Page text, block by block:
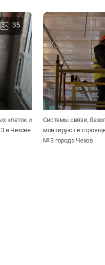
35
клеток и
в Чехове
Системы связи,
монтируют в
№ 3 города Чехов